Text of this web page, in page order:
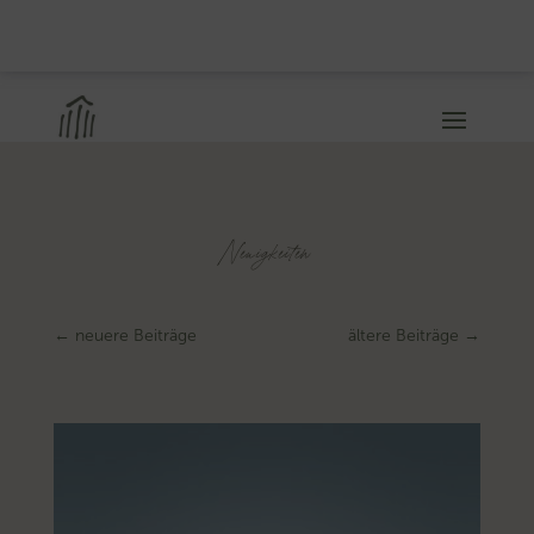
Neuigkeiten
← neuere Beiträge ältere Beiträge →